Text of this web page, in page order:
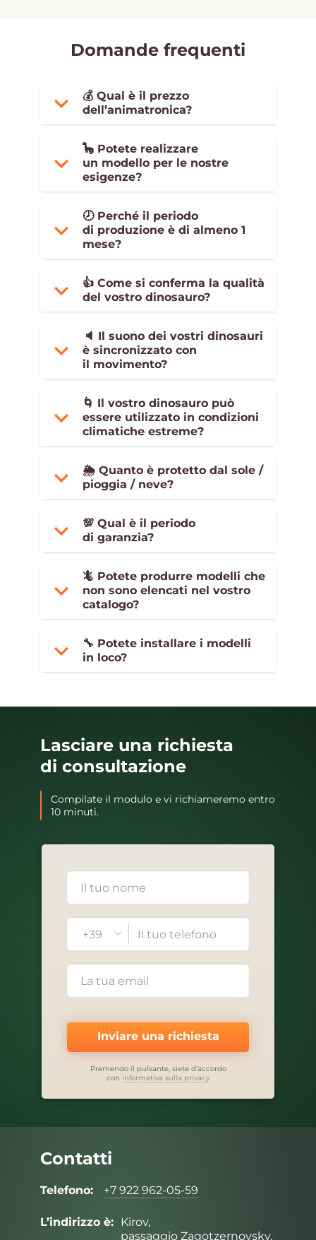
Domande frequenti
💰 Qual è il prezzo
dell’animatronica?
🦕 Potete realizzare
un modello per le nostre
esigenze?
🕗 Perché il periodo
di produzione è di almeno 1
mese?
👍 Come si conferma la qualità
del vostro dinosauro?
🔈 Il suono dei vostri dinosauri
è sincronizzato con
il movimento?
🌀 Il vostro dinosauro può
essere utilizzato in condizioni
climatiche estreme?
🌦 Quanto è protetto dal sole /
pioggia / neve?
💯 Qual è il periodo
di garanzia?
🦎 Potete produrre modelli che
non sono elencati nel vostro
catalogo?
🔧 Potete installare i modelli
in loco?
Lasciare una richiesta
di consultazione
Compilate il modulo e vi richiameremo entro
10 minuti.
+39
Inviare una richiesta
Premendo il pulsante, siete d’accordo
con informativa sulla privacy
Contatti
Telefono: +7 922 962-05-59
L’indirizzo è:
Kirov,
passaggio Zagotzernovsky,